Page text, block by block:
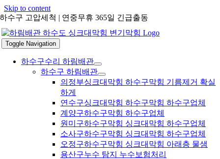
Skip to content
하수구 고압세척 | 연중무휴 365일 긴급출동
Toggle Navigation
하수구수리 하림배관
하수구 하림배관
의정부싱크대막힘 하수구막힘 기름제거 확실
하게
연수구싱크대막힘 하수구막힘 하수구업체
계양구하수구막힘 하수구업체
원미구하수구막힘 싱크대막힘 하수구업체
소사구하수구막힘 싱크대막힘 하수구업체
오정구하수구막힘 싱크대막힘 아래층 물샘
용산구누수 탐지 누수보험처리